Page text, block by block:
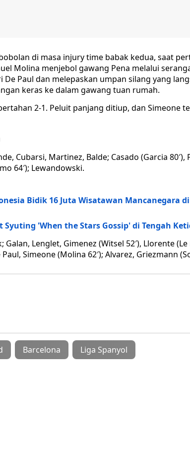
di masa injury time babak kedua, saat
Molina menjebol gawang Pena melalui
Paul dan melepaskan umpan silang yang
keras ke dalam gawang tuan rumah.
2-1. Peluit panjang ditiup, dan Simeone
Cubarsi, Martinez, Balde; Casado (Garcia 80′),
64′); Lewandowski.
Bidik 16 Juta Wisatawan Mancanegara di
Syuting 'When the Stars Gossip' di Tengah
Lenglet, Gimenez (Witsel 52′), Llorente
Simeone (Molina 62′); Alvarez, Griezmann
Barcelona Liga Spanyol